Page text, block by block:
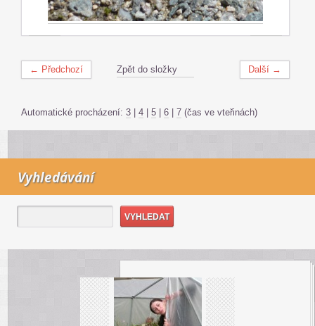
← Předchozí Další →
Zpět do složky
Automatické procházení: 3 | 4 | 5 | 6 | 7 (čas ve vteřinách)
Vyhledávání